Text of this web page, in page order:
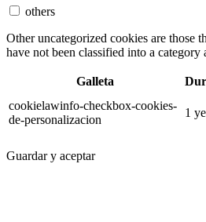
others
Other uncategorized cookies are those
have not been classified into a category
Galleta
cookielawinfo-checkbox-cookies-
de-personalizacion
1
Guardar y aceptar